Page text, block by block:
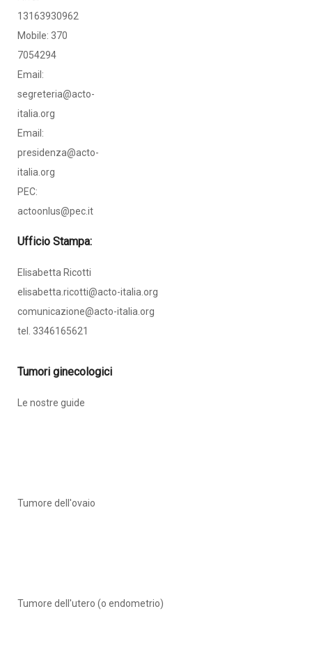
13163930962
Mobile: 370
7054294
Email:
segreteria@acto-
italia.org
Email:
presidenza@acto-
italia.org
PEC:
actoonlus@pec.it
Ufficio Stampa:
Elisabetta Ricotti
elisabetta.ricotti@acto-italia.org
comunicazione@acto-italia.org
tel. 3346165621
Tumori ginecologici
Le nostre guide
Tumore dell'ovaio
Tumore dell'utero (o endometrio)